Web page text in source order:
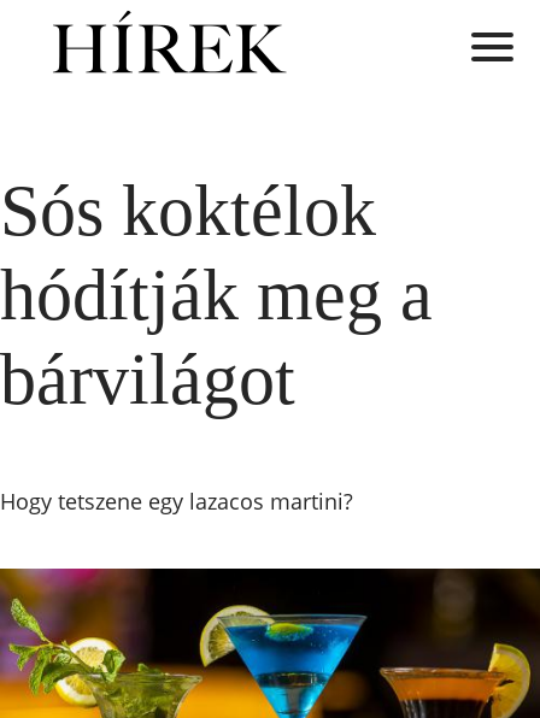
Sós koktélok
hódítják meg a
bárvilágot
Hogy tetszene egy lazacos martini?